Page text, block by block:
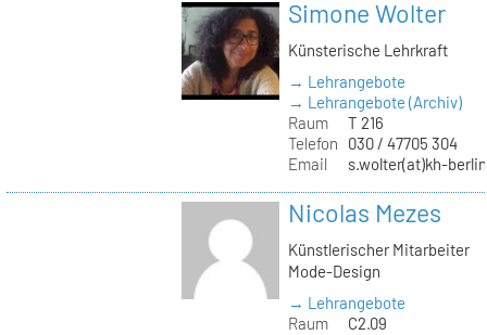
Simone Wolter
Künsterische Lehrkraft
→ Lehrangebote
→ Lehrangebote (Archiv)
Raum
T 216
Telefon
030 / 47705 304
Email
s.wolter(at)kh-
Nicolas Mezes
Künstlerischer Mitarbeiter
Mode-Design
→ Lehrangebote
Raum
C2.09